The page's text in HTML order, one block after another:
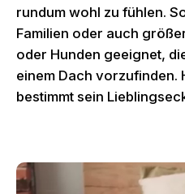
rundum wohl zu fühlen.
Familien oder auch
oder Hunden geeignet,
einem Dach vorzufinden.
bestimmt sein